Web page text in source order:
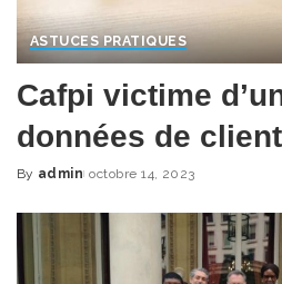
ASTUCES PRATIQUES
Cafpi victime
données de
Posted
By admin octobre 14, 2023